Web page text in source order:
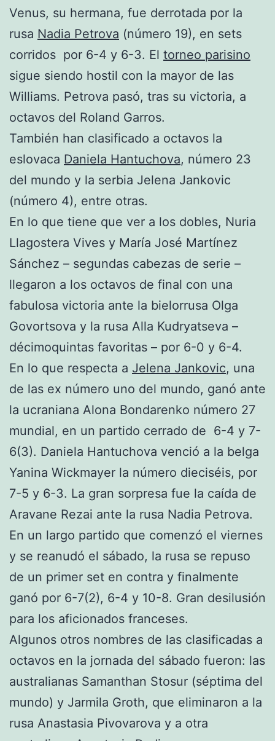
Venus, su hermana, fue derrotada por la
rusa Nadia Petrova (número 19), en sets
corridos por 6-4 y 6-3. El torneo parisino
sigue siendo hostil con la mayor de las
Williams. Petrova pasó, tras su victoria, a
octavos del Roland Garros.
También han clasificado a octavos la
eslovaca Daniela Hantuchova, número 23
del mundo y la serbia Jelena Jankovic
(número 4), entre otras.
En lo que tiene que ver a los dobles, Nuria
Llagostera Vives y María José Martínez
Sánchez – segundas cabezas de serie –
llegaron a los octavos de final con una
fabulosa victoria ante la bielorrusa Olga
Govortsova y la rusa Alla Kudryatseva –
décimoquintas favoritas – por 6-0 y 6-4.
En lo que respecta a Jelena Jankovic, una
de las ex número uno del mundo, ganó ante
la ucraniana Alona Bondarenko número 27
mundial, en un partido cerrado de 6-4 y 7-
6(3). Daniela Hantuchova venció a la belga
Yanina Wickmayer la número dieciséis, por
7-5 y 6-3. La gran sorpresa fue la caída de
Aravane Rezai ante la rusa Nadia Petrova.
En un largo partido que comenzó el viernes
y se reanudó el sábado, la rusa se repuso
de un primer set en contra y finalmente
ganó por 6-7(2), 6-4 y 10-8. Gran desilusión
para los aficionados franceses.
Algunos otros nombres de las clasificadas a
octavos en la jornada del sábado fueron: las
australianas Samanthan Stosur (séptima del
mundo) y Jarmila Groth, que eliminaron a la
rusa Anastasia Pivovarova y a otra